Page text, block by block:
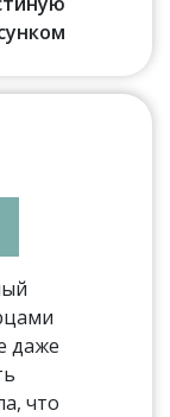
даже
что